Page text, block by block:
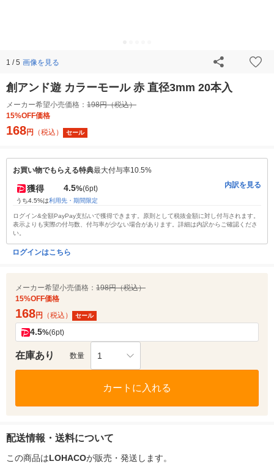
1 / 5 画像を見る
創アンド遊 カラーモール 赤 直径3mm 20本入
メーカー希望小売価格： 198円（税込）
15%OFF価格
168円 （税込） セール
お買い物でもらえる特典最大付与率10.5%
獲得 4.5%(6pt)
うち4.5%は利用先・期間限定
内訳を見る
ログイン&全額PayPay支払いで獲得できます。原則として税抜金額に対し付与されます。
表示よりも実際の付与数、付与率が少ない場合があります。詳細は内訳からご確認くださ
い。
ログインはこちら
メーカー希望小売価格： 198円（税込）
15%OFF価格
168円 （税込） セール
4.5%(6pt)
在庫あり 数量 1
カートに入れる
配送情報・送料について
この商品はLOHACOが販売・発送します。